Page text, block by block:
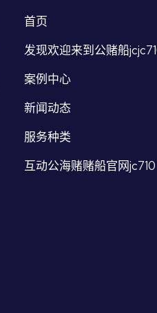
首页
发现欢迎来到公赌船
案例中心
新闻动态
服务种类
互动公海赌赌船官网jc710